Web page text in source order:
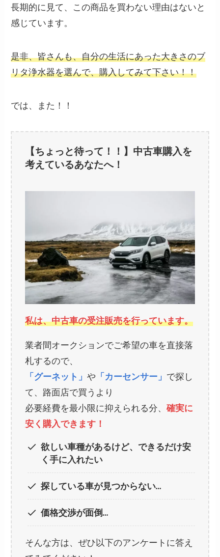
長期的に見て、この商品を買わない理由はないと
感じています。
是非、皆さんも、自分の生活にあった大きさのブ
リタ浄水器を選んで、購入してみて下さい！！
では、また！！
【ちょっと待って！！】中古車購入を
考えているあなたへ！
私は、中古車の受注販売を行っています。
業者間オークションでご希望の車を直接落
札するので、
「グーネット」や 「カーセンサー」 で探し
て、路面店で買うより
必要経費を最小限に抑えられる分、確実に
安く購入できます！
欲しい車種があるけど、できるだけ安
く手に入れたい
探している車が見つからない…
価格交渉が面倒…
そんな方は、ぜひ以下のアンケートに答え